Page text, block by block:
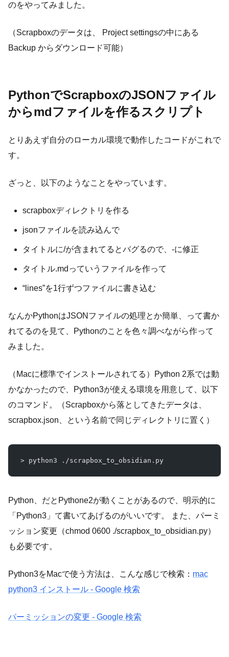
のをやってみました。
（Scrapboxのデータは、 Project settingsの中にある
Backup からダウンロード可能）
PythonでScrapboxのJSONファイル
からmdファイルを作るスクリプト
とりあえず自分のローカル環境で動作したコードがこれで
す。
ざっと、以下のようなことをやっています。
scrapboxディレクトリを作る
jsonファイルを読み込んで
タイトルに/が含まれてるとバグるので、-に修正
タイトル.mdっていうファイルを作って
“lines”を1行ずつファイルに書き込む
なんかPythonはJSONファイルの処理とか簡単、って書か
れてるのを見て、Pythonのことを色々調べながら作って
みました。
（Macに標準でインストールされてる）Python 2系では動
かなかったので、Python3が使える環境を用意して、以下
のコマンド。（Scrapboxから落としてきたデータは、
scrapbox.json、という名前で同じディレクトリに置く）
> python3 ./scrapbox_to_obsidian.py
Python、だとPythone2が動くことがあるので、明示的に
「Python3」て書いてあげるのがいいです。 また、パーミ
ッション変更（chmod 0600 ./scrapbox_to_obsidian.py）
も必要です。
Python3をMacで使う方法は、こんな感じで検索： mac
python3 インストール - Google 検索
パーミッションの変更 - Google 検索